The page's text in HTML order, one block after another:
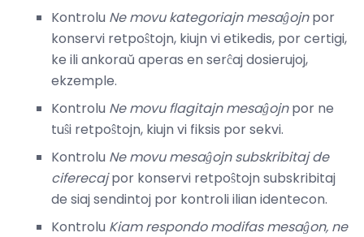
Kontrolu Ne movu kategoriajn mesaĝojnpor
konservi retpoŝtojn, kiujn vi etikedis, por certigi,
ke ili ankoraŭ aperas en serĉaj dosierujoj,
ekzemple.
Kontrolu Ne movu flagitajn mesaĝojnpor ne
tuŝi retpoŝtojn, kiujn vi fiksis por sekvi.
Kontrolu Ne movu mesaĝojn subskribitaj de
ciferecajpor konservi retpoŝtojn subskribitaj
de siaj sendintoj por kontroli ilian identecon.
Kontrolu Kiam respondo modifas mesaĝon, ne